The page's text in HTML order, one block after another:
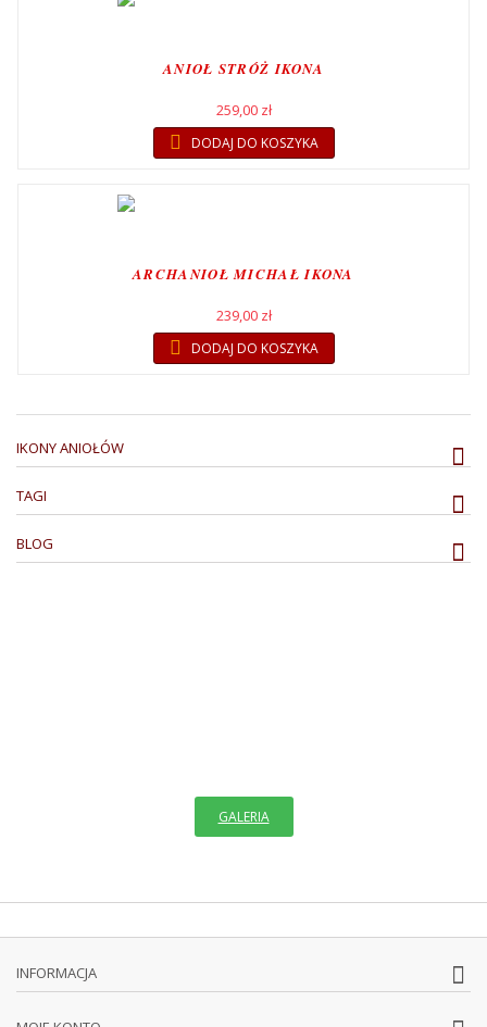
ANIOŁ STRÓŻ IKONA
259,00 zł
DODAJ DO KOSZYKA
ARCHANIOŁ MICHAŁ IKONA
239,00 zł
DODAJ DO KOSZYKA
IKONY ANIOŁÓW
TAGI
BLOG
GALERIA
INFORMACJA